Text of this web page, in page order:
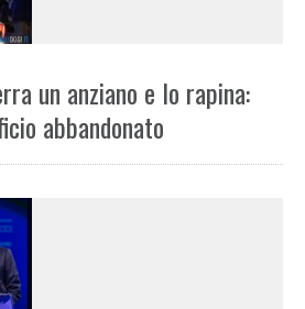
un anziano e lo rapina:
abbandonato